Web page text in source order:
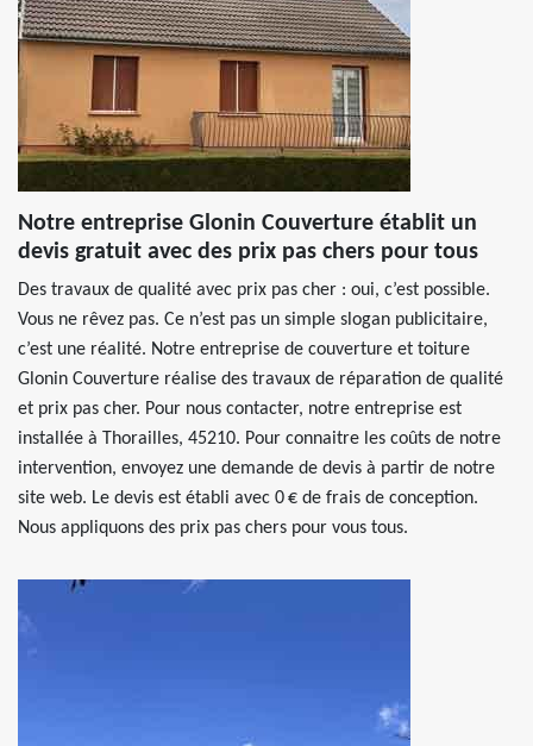
Notre entreprise Glonin Couverture établit un
devis gratuit avec des prix pas chers pour tous
Des travaux de qualité avec prix pas cher : oui, c’est possible.
Vous ne rêvez pas. Ce n’est pas un simple slogan publicitaire,
c’est une réalité. Notre entreprise de couverture et toiture
Glonin Couverture réalise des travaux de réparation de qualité
et prix pas cher. Pour nous contacter, notre entreprise est
installée à Thorailles, 45210. Pour connaitre les coûts de notre
intervention, envoyez une demande de devis à partir de notre
site web. Le devis est établi avec 0 € de frais de conception.
Nous appliquons des prix pas chers pour vous tous.